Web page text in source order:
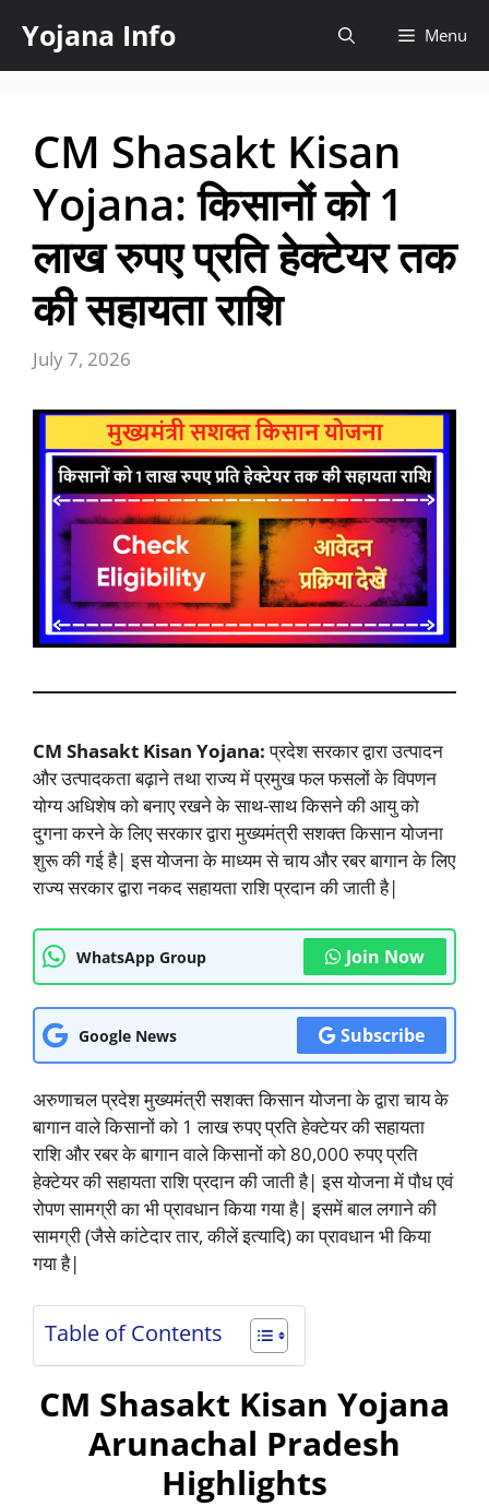
content
Yojana Info Menu
CM Shasakt Kisan
Yojana: किसानों को 1
लाख रुपए प्रति हेक्टेयर तक
की सहायता राशि
July 7, 2026
CM Shasakt Kisan Yojana:प्रदेश सरकार द्वारा उत्पादन
और उत्पादकता बढ़ाने तथा राज्य में प्रमुख फल फसलों के विपणन
योग्य अधिशेष को बनाए रखने के साथ-साथ किसने की आयु को
दुगना करने के लिए सरकार द्वारा मुख्यमंत्री सशक्त किसान योजना
शुरू की गई है| इस योजना के माध्यम से चाय और रबर बागान के लिए
राज्य सरकार द्वारा नकद सहायता राशि प्रदान की जाती है|
WhatsApp Group Join Now
Google News Subscribe
अरुणाचल प्रदेश मुख्यमंत्री सशक्त किसान योजना के द्वारा चाय के
बागान वाले किसानों को 1 लाख रुपए प्रति हेक्टेयर की सहायता
राशि और रबर के बागान वाले किसानों को 80,000 रुपए प्रति
हेक्टेयर की सहायता राशि प्रदान की जाती है| इस योजना में पौध एवं
रोपण सामग्री का भी प्रावधान किया गया है| इसमें बाल लगाने की
सामग्री (जैसे कांटेदार तार, कीलें इत्यादि) का प्रावधान भी किया
गया है|
Table of Contents
CM Shasakt Kisan Yojana
Arunachal Pradesh
Highlights